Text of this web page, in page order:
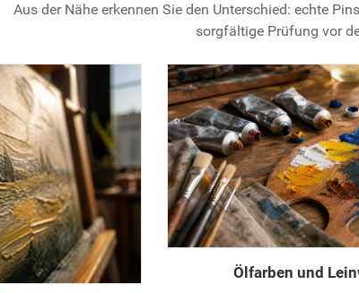
Aus der Nähe erkennen Sie den Unterschied: echte
sorgfältige Prüfung vor
Ölfarben und